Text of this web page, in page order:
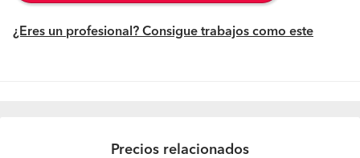
¿Eres un profesional? Consigue trabajos como este
Precios relacionados